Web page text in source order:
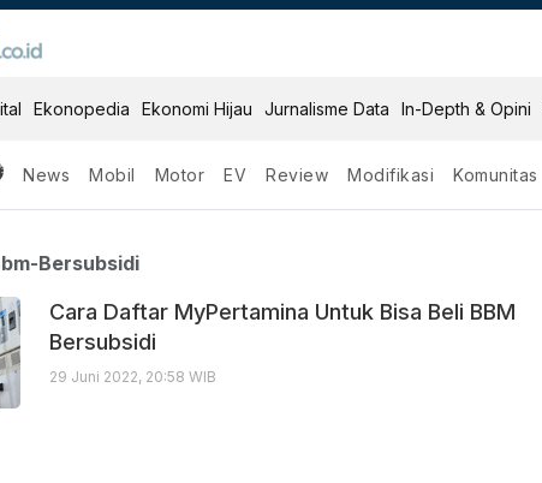
Ekonopedia Ekonomi Hijau Jurnalisme Data In-Depth & Opini
News Mobil Motor EV Review Modifikasi Komunitas
Bersubsidi
Bersubsidi
Cara Daftar MyPertamina Untuk Bisa Beli BBM
Bersubsidi
29 Juni 2022, 20:58 WIB